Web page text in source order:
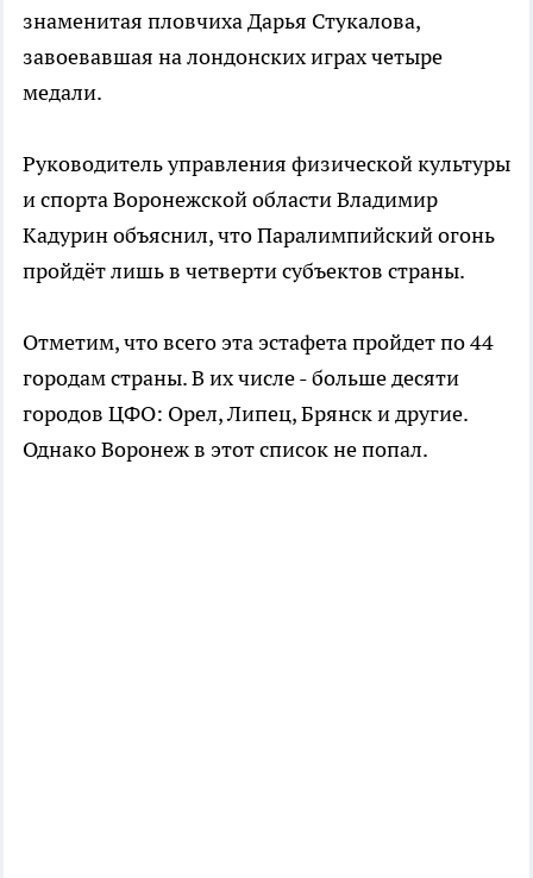
знаменитая пловчиха Дарья Стукалова,
завоевавшая на лондонских играх четыре
медали.
Руководитель управления физической культуры
и спорта Воронежской области Владимир
Кадурин объяснил, что Паралимпийский огонь
пройдёт лишь в четверти субъектов страны.
Отметим, что всего эта эстафета пройдет по 44
городам страны. В их числе - больше десяти
городов ЦФО: Орел, Липец, Брянск и другие.
Однако Воронеж в этот список не попал.